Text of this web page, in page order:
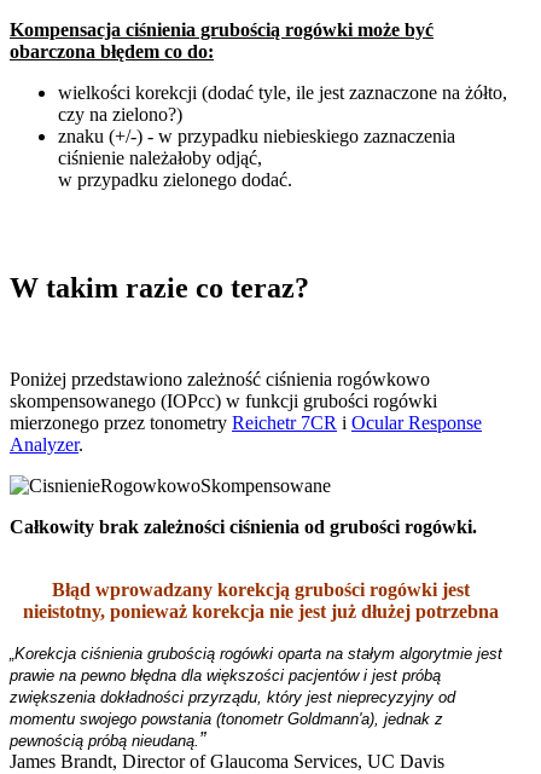
Kompensacja ciśnienia grubością rogówki może być
obarczona błędem co do:
wielkości korekcji (dodać tyle, ile jest zaznaczone na żółto,
czy na zielono?)
znaku (+/-) - w przypadku niebieskiego zaznaczenia
ciśnienie należałoby odjąć,
w przypadku zielonego dodać.
W takim razie co teraz?
Poniżej przedstawiono zależność ciśnienia rogówkowo
skompensowanego (IOPcc) w funkcji grubości rogówki
mierzonego przez tonometry Reichetr 7CR i Ocular Response
Analyzer.
Całkowity brak zależności ciśnienia od grubości rogówki.
Błąd wprowadzany korekcją grubości rogówki jest
nieistotny, ponieważ korekcja nie jest już dłużej potrzebna
„Korekcja ciśnienia grubością rogówki oparta na stałym algorytmie jest
prawie na pewno błędna dla większości pacjentów i jest próbą
zwiększenia dokładności przyrządu, który jest nieprecyzyjny od
momentu swojego powstania (tonometr Goldmann'a), jednak z
pewnością próbą nieudaną. ”
James Brandt, Director of Glaucoma Services, UC Davis